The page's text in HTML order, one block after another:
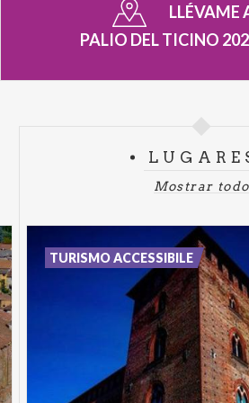
speziale, dove si scoprono le
spezie, e colorare un erbario
liberamente. Entrambe le attività
Il secondo appuntamento è La
un'intera giornata di
Quattrocento: accampamento
degli armigeri, giostra medievale
falconeria con una voliera di
esibizioni degli sbandieratori.
dalla compagnia "Gli
corte legate a Filippo Maria
LLÉVAME
PALIO DEL TICINO
Mostrar todo
TURISMO ACCESSIBILE